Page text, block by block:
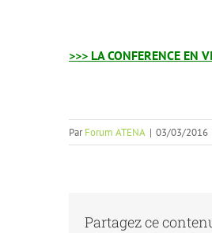
>>> LA CONFERENCE EN
ParForum ATENA | 03/03/2016
Partagez ce